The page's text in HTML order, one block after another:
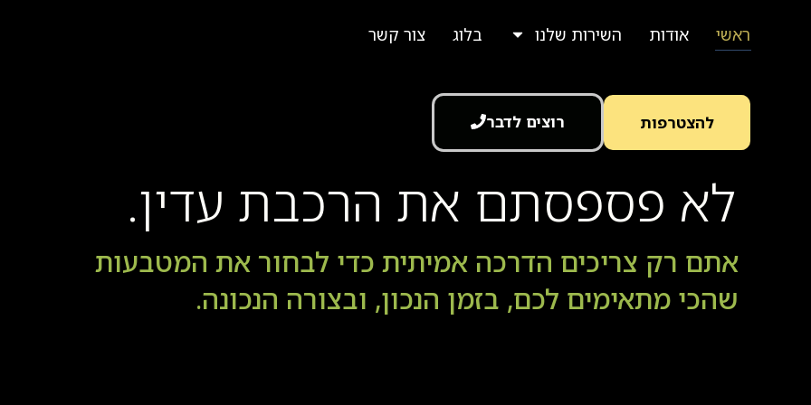
ראשי אודות השירות שלנו בלוג צור קשר
לא פספסתם את הרכבת עדין.
אתם רק צריכים הדרכה אמיתית כדי לבחור את המטבעות
שהכי מתאימים לכם, בזמן הנכון, ובצורה הנכונה.
להצטרפות רוצים לדבר